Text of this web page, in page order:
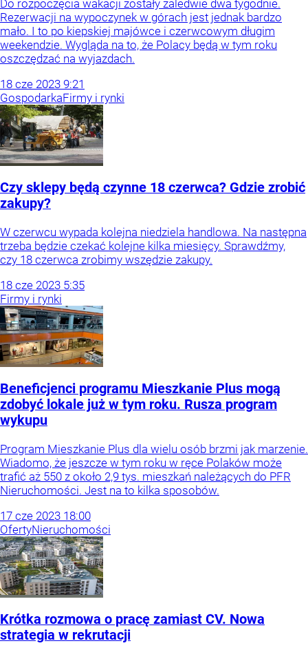
Do rozpoczęcia wakacji zostały zaledwie dwa tygodnie.
Rezerwacji na wypoczynek w górach jest jednak bardzo
mało. I to po kiepskiej majówce i czerwcowym długim
weekendzie. Wygląda na to, że Polacy będą w tym roku
oszczędzać na wyjazdach.
18 cze 2023 9:21
GospodarkaFirmy i rynki
Czy sklepy będą czynne 18 czerwca? Gdzie zrobić
zakupy?
W czerwcu wypada kolejna niedziela handlowa. Na następna
trzeba będzie czekać kolejne kilka miesięcy. Sprawdźmy,
czy 18 czerwca zrobimy wszędzie zakupy.
18 cze 2023 5:35
Firmy i rynki
Beneficjenci programu Mieszkanie Plus mogą
zdobyć lokale już w tym roku. Rusza program
wykupu
Program Mieszkanie Plus dla wielu osób brzmi jak marzenie.
Wiadomo, że jeszcze w tym roku w ręce Polaków może
trafić aż 550 z około 2,9 tys. mieszkań należących do PFR
Nieruchomości. Jest na to kilka sposobów.
17 cze 2023 18:00
OfertyNieruchomości
Krótka rozmowa o pracę zamiast CV. Nowa
strategia w rekrutacji